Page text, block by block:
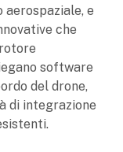
aerospaziale, e
che
software
del drone,
di integrazione